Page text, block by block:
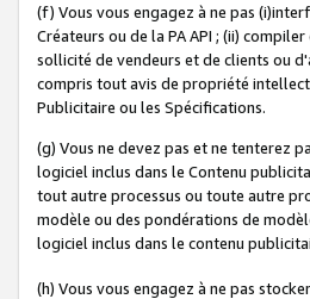
(f) Vous vous engagez à ne pas
Créateurs ou de la PA API ; (ii)
sollicité de vendeurs et de clients ou
compris tout avis de propriété
Publicitaire ou les Spécifications.
(g) Vous ne devez pas et ne tenterez
logiciel inclus dans le Contenu
tout autre processus ou toute autre
modèle ou des pondérations de
logiciel inclus dans le contenu
(h) Vous vous engagez à ne pas